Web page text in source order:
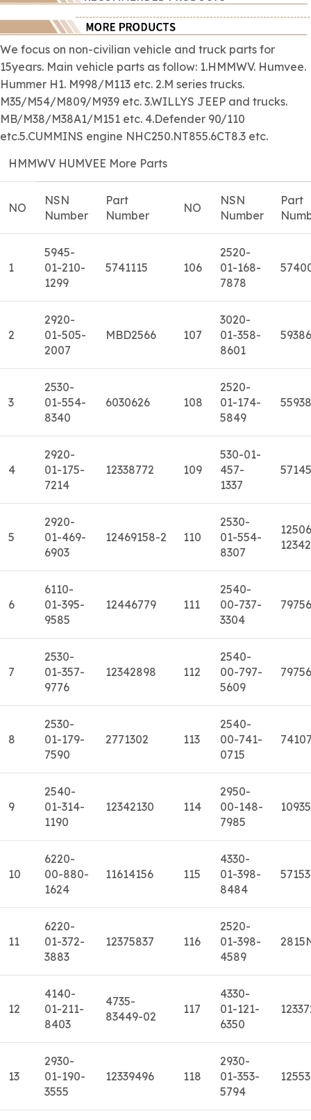
We focus on non-civilian vehicle and truck parts for
15years. Main vehicle parts as follow: 1.HMMWV. Humvee.
Hummer H1. M998/M113 etc. 2.M series trucks.
M35/M54/M809/M939 etc. 3.WILLYS JEEP and trucks.
MB/M38/M38A1/M151 etc. 4.Defender 90/110
etc.5.CUMMINS engine NHC250.NT855.6CT8.3 etc.
HMMWV HUMVEE More Parts
NO
NSN
Number
Part
Number
NO
NSN
Number
Part
1
5945-
01-210-
1299
5741115 106
2520-
01-168-
7878
2
2920-
01-505-
2007
MBD2566 107
3020-
01-358-
8601
3
2530-
01-554-
8340
6030626 108
2520-
01-174-
5849
4
2920-
01-175-
7214
12338772 109
530-01-
457-
1337
5
2920-
01-469-
6903
12469158-2 110
2530-
01-554-
8307
6
6110-
01-395-
9585
12446779 111
2540-
00-737-
3304
7
2530-
01-357-
9776
12342898 112
2540-
00-797-
5609
8
2530-
01-179-
7590
2771302 113
2540-
00-741-
0715
9
2540-
01-314-
1190
12342130 114
2950-
00-148-
7985
10
6220-
00-880-
1624
11614156 115
4330-
01-398-
8484
11
6220-
01-372-
3883
12375837 116
2520-
01-398-
4589
12
4140-
01-211-
8403
4735-
83449-02
117
4330-
01-121-
6350
13
2930-
01-190-
3555
12339496 118
2930-
01-353-
5794